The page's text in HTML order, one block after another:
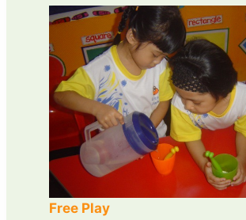
Free Play